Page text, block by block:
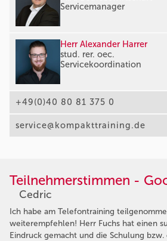
Servicemanager
Herr Alexander Harrer
stud. rer. oec.
Servicekoordination
+49(0)40 80 81 375 0
service@kompakttraining.de
Teilnehmerstimmen -
Cedric
Ich habe am Telefontraining
weiterempfehlen! Herr Fuchs hat einen
Eindruck gemacht und die Schulung